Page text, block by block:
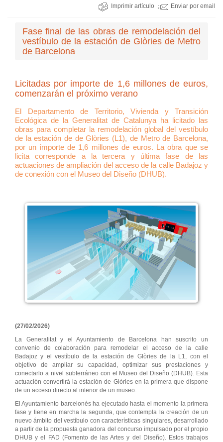
Imprimir artículo Enviar por email
Fase final de las obras de remodelación del
vestíbulo de la estación de Glòries de Metro
de Barcelona
Licitadas por importe de 1,6 millones de euros,
comenzarán el próximo verano
El Departamento de Territorio, Vivienda y Transición
Ecológica de la Generalitat de Catalunya ha licitado las
obras para completar la remodelación global del vestíbulo
de la estación de de Glòries (L1), de Metro de Barcelona,
por un importe de 1,6 millones de euros. La obra que se
licita corresponde a la tercera y última fase de las
actuaciones de ampliación del acceso de la calle Badajoz y
de conexión con el Museo del Diseño (DHUB).
(27/02/2026)
La Generalitat y el Ayuntamiento de Barcelona han suscrito un
convenio de colaboración para remodelar el acceso de la calle
Badajoz y el vestíbulo de la estación de Glòries de la L1, con el
objetivo de ampliar su capacidad, optimizar sus prestaciones y
conectarlo a nivel subterráneo con el Museo del Diseño (DHUB). Esta
actuación convertirá la estación de Glòries en la primera que dispone
de un acceso directo al interior de un museo.
El Ayuntamiento barcelonés ha ejecutado hasta el momento la primera
fase y tiene en marcha la segunda, que contempla la creación de un
nuevo ámbito del vestíbulo con características singulares, desarrollado
a partir de la propuesta ganadora del concurso impulsado por el propio
DHUB y el FAD (Fomento de las Artes y del Diseño). Estos trabajos